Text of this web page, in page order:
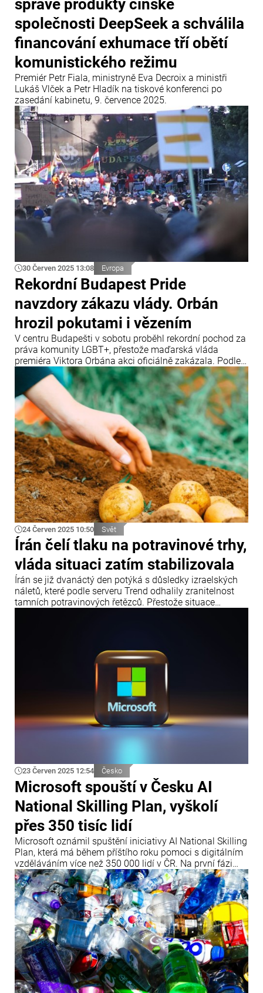
správě produkty čínské
společnosti DeepSeek a schválila
financování exhumace tří obětí
komunistického režimu
Premiér Petr Fiala, ministryně Eva Decroix a ministři
Lukáš Vlček a Petr Hladík na tiskové konferenci po
zasedání kabinetu, 9. července 2025.
30 Červen 2025 13:08 Evropa
Rekordní Budapest Pride
navzdory zákazu vlády. Orbán
hrozil pokutami i vězením
V centru Budapešti v sobotu proběhl rekordní pochod za
práva komunity LGBT+, přestože maďarská vláda
premiéra Viktora Orbána akci oficiálně zakázala. Podle
organizátorů se Pride zúčastnilo až 200 tisíc lidí,
maďarská média odhadla počet účastníků na sto tisíc.
24 Červen 2025 10:50 Svět
Írán čelí tlaku na potravinové trhy,
vláda situaci zatím stabilizovala
Írán se již dvanáctý den potýká s důsledky izraelských
náletů, které podle serveru Trend odhalily zranitelnost
tamních potravinových řetězců. Přestože situace
23 Červen 2025 12:54 Česko
Microsoft spouští v Česku AI
National Skilling Plan, vyškolí
přes 350 tisíc lidí
Microsoft oznámil spuštění iniciativy AI National Skilling
Plan, která má během příštího roku pomoci s digitálním
vzděláváním více než 350 000 lidí v ČR. Na první fázi
projektu vyčlenila firma investici přes 10 milionů korun.
Cílem je podpořit digitální transformaci země a naplnit
závazky Národní strategie umělé inteligence 2030.